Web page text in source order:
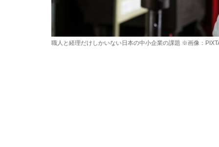
職人と経理だけしかいない日本の中小企業の課題 ※画像：